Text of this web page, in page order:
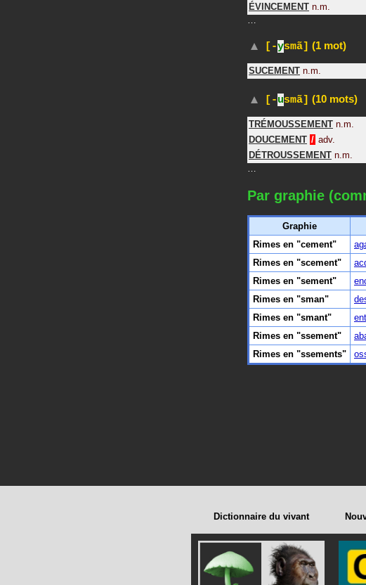
ÉVINCEMENT n.m.
[-ysmã] (1 mot)
SUCEMENT n.m.
[-usmã] (10 mots)
TRÉMOUSSEMENT n.m.
DOUCEMENT / adv.
DÉTROUSSEMENT n.m.
…
Par graphie
Graphie
Rimes en "cement"
Rimes en "scement"
Rimes en "sement"
Rimes en "sman"
Rimes en "smant"
Rimes en "ssement"
Rimes en "ssements"
Dictionnaire du vivant